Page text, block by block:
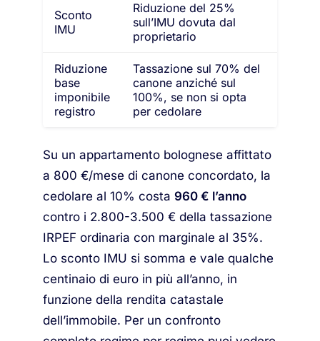
Sconto
IMU
Riduzione del 25%
sull’IMU dovuta dal
proprietario
Riduzione
base
imponibile
registro
Tassazione sul 70% del
canone anziché sul
100%, se non si opta
per cedolare
Su un appartamento bolognese affittato
a 800 €/mese di canone concordato, la
cedolare al 10% costa 960 € l’anno
contro i 2.800-3.500 € della tassazione
IRPEF ordinaria con marginale al 35%.
Lo sconto IMU si somma e vale qualche
centinaio di euro in più all’anno, in
funzione della rendita catastale
dell’immobile. Per un confronto